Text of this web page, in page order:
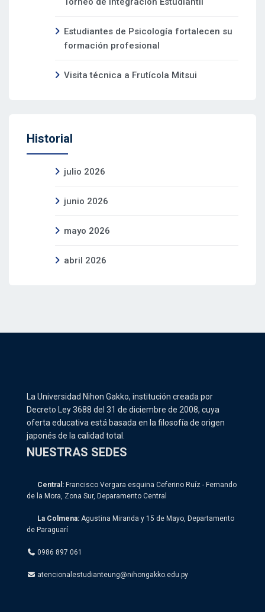
Estudiantes de Psicología fortalecen su
formación profesional
Visita técnica a Frutícola Mitsui
Historial
julio 2026
junio 2026
mayo 2026
abril 2026
La Universidad Nihon Gakko, institución creada por
Decreto Ley 3688 del 31 de diciembre de 2008, cuya
oferta educativa está basada en la filosofía de origen
japonés de la calidad total.
NUESTRAS SEDES
Central: Francisco Vergara esquina Ceferino Ruíz - Fernando
de la Mora, Zona Sur, Deparamento Central
La Colmena: Agustina Miranda y 15 de Mayo, Departamento
de Paraguarí
0986 897 061
atencionalestudianteung@nihongakko.edu.py